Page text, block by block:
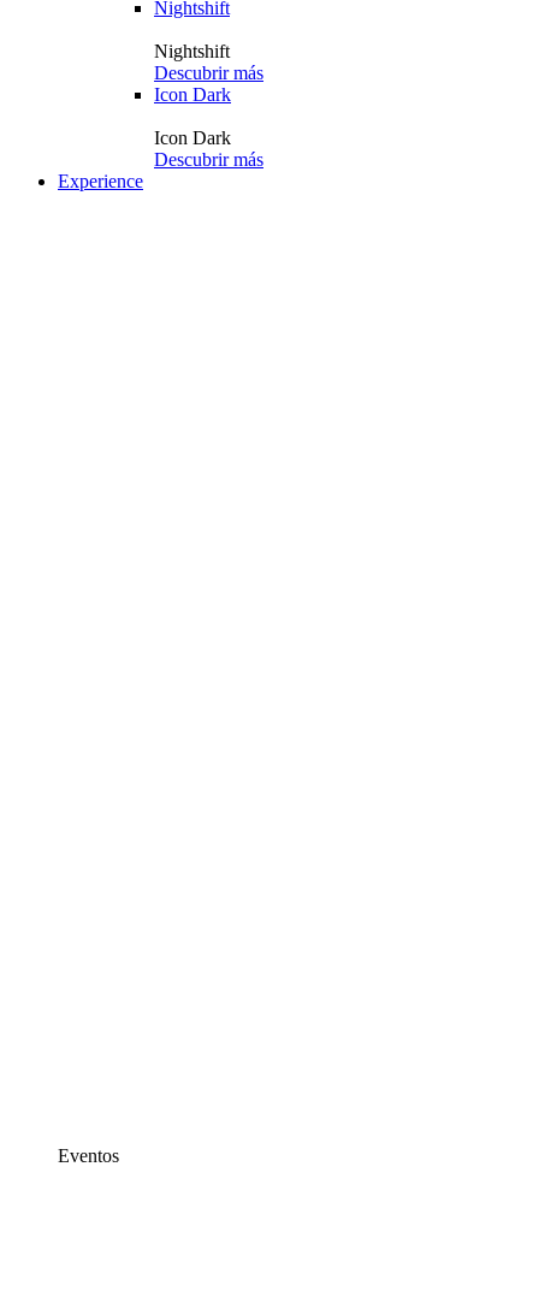
Nightshift
Nightshift
Descubrir más
Icon Dark
Icon Dark
Descubrir más
Experience
Eventos